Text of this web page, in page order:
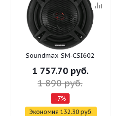
Soundmax SM-CSI602
1 757.70руб.
1 890руб.
-7%
Экономия 132.30руб.